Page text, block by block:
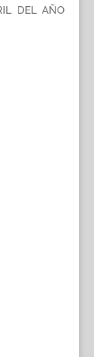
DEL AÑO